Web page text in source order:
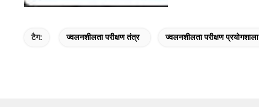
टैग: ज्वलनशीलता परीक्षण तंत्र ज्वलनशीलता परीक्षण प्रयोगशाला